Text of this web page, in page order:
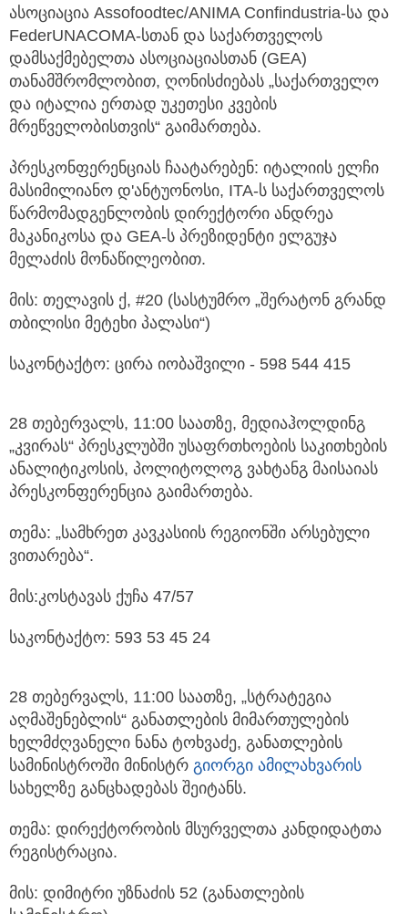
ასოციაცია Assofoodtec/ANIMA Confindustria-სა და
FederUNACOMA-სთან და საქართველოს
დამსაქმებელთა ასოციაციასთან (GEA)
თანამშრომლობით, ღონისძიებას „საქართველო
და იტალია ერთად უკეთესი კვების
მრეწველობისთვის“ გაიმართება.
პრესკონფერენციას ჩაატარებენ: იტალიის ელჩი
მასიმილიანო დ'ანტუონოსი, ITA-ს საქართველოს
წარმომადგენლობის დირექტორი ანდრეა
მაკანიკოსა და GEA-ს პრეზიდენტი ელგუჯა
მელაძის მონაწილეობით.
მის: თელავის ქ, #20 (სასტუმრო „შერატონ გრანდ
თბილისი მეტეხი პალასი“)
საკონტაქტო: ცირა იობაშვილი - 598 544 415
28 თებერვალს, 11:00 საათზე, მედიაჰოლდინგ
„კვირას“ პრესკლუბში უსაფრთხოების საკითხების
ანალიტიკოსის, პოლიტოლოგ ვახტანგ მაისაიას
პრესკონფერენცია გაიმართება.
თემა: „სამხრეთ კავკასიის რეგიონში არსებული
ვითარება“.
მის:კოსტავას ქუჩა 47/57
საკონტაქტო: 593 53 45 24
28 თებერვალს, 11:00 საათზე, „სტრატეგია
აღმაშენებლის“ განათლების მიმართულების
ხელმძღვანელი ნანა ტოხვაძე, განათლების
სამინისტროში მინისტრ გიორგი ამილახვარის
სახელზე განცხადებას შეიტანს.
თემა: დირექტორობის მსურველთა კანდიდატთა
რეგისტრაცია.
მის: დიმიტრი უზნაძის 52 (განათლების